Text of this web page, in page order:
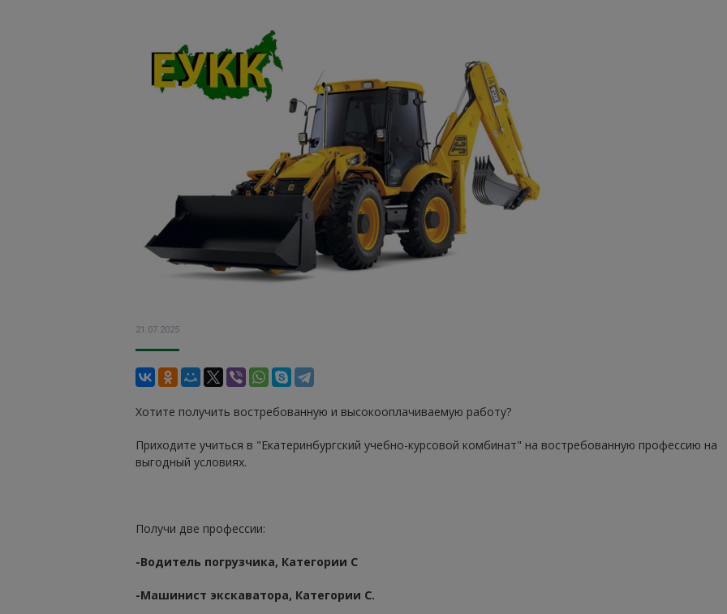
21.07.2025
Хотите получить востребованную и высокооплачиваемую работу?
Приходите учиться в "Екатеринбургский учебно-курсовой комбинат" на востребованную профессию на
выгодный условиях.
Получи две профессии:
-Водитель погрузчика, Категории С
-Машинист экскаватора, Категории С.